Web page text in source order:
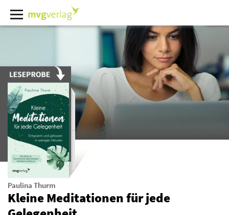
Paulina Thurm
Kleine Meditationen für jede